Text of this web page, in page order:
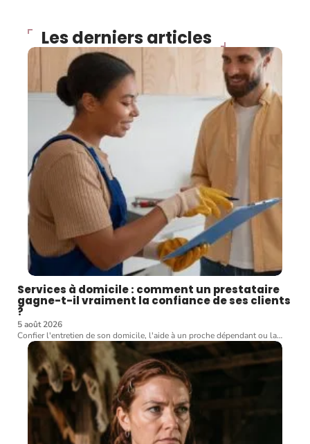
Les derniers articles
Services à domicile : comment un prestataire
gagne-t-il vraiment la confiance de ses clients
?
5 août 2026
Confier l'entretien de son domicile, l'aide à un proche dépendant ou la…